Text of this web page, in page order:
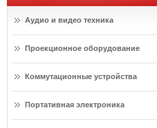
Аудио и видео техника
Проекционное оборудование
Коммутационные устройства
Портативная электроника